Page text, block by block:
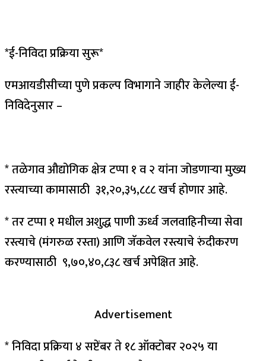
*ई-निविदा प्रक्रिया सुरू*
एमआयडीसीच्या पुणे प्रकल्प विभागाने जाहीर केलेल्या ई-
निविदेनुसार –
* तळेगाव औद्योगिक क्षेत्र टप्पा १ व २ यांना जोडणाऱ्या मुख्य
रस्त्याच्या कामासाठी ₹ ३१,२०,३५,८८८ खर्च होणार आहे.
* तर टप्पा १ मधील अशुद्ध पाणी ऊर्ध्व जलवाहिनीच्या सेवा
रस्त्याचे (मंगरुळ रस्ता) आणि जॅकवेल रस्त्याचे रुंदीकरण
करण्यासाठी ₹ ९,७०,४०,८३८ खर्च अपेक्षित आहे.
Advertisement
* निविदा प्रक्रिया ४ सप्टेंबर ते १८ ऑक्टोबर २०२५ या